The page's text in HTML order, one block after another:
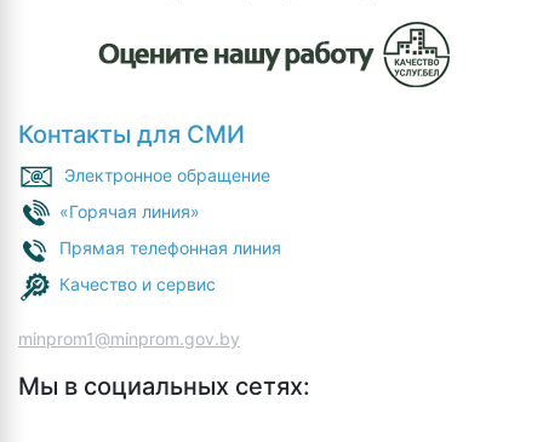
Контакты для СМИ
Электронное обращение
«Горячая линия»
Прямая телефонная линия
Качество и сервис
minprom1@minprom.gov.by
Мы в социальных сетях: